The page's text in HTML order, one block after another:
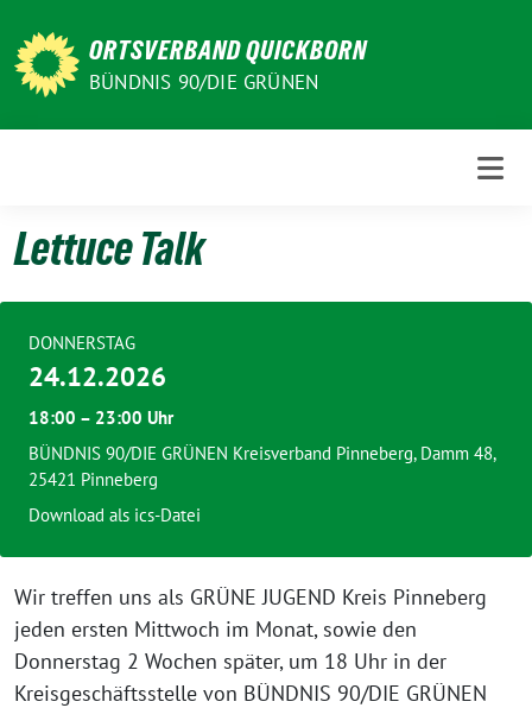
zum
Inhalt
ORTSVERBAND QUICKBORN
BÜNDNIS 90/DIE GRÜNEN
Lettuce Talk
Wir treffen uns als GRÜNE JUGEND Kreis Pinneberg
jeden ersten Mittwoch im Monat, sowie den
Donnerstag 2 Wochen später, um 18 Uhr in der
Kreisgeschäftsstelle von BÜNDNIS 90/DIE GRÜNEN
DONNERSTAG
24.12.2026
18:00 – 23:00 Uhr
BÜNDNIS 90/DIE GRÜNEN Kreisverband Pinneberg, Damm 48,
25421 Pinneberg
Download als ics-Datei